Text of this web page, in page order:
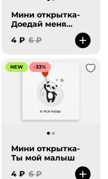
Мини открытка-
Доедай меня
4 ₽ 6 ₽
NEW -33%
Мини открытка-
Ты мой малыш
4 ₽ 6 ₽